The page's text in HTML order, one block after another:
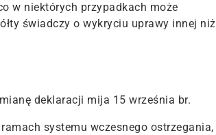
w niektórych przypadkach może
świadczy o wykryciu uprawy innej niż
deklaracji mija 15 września br.
systemu wczesnego ostrzegania,